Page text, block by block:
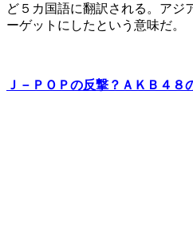
ど５カ国語に翻訳される。アジ
ーゲットにしたという意味だ。
Ｊ－ＰＯＰの反撃？ＡＫＢ４８